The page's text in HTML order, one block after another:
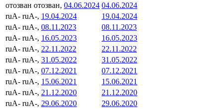
отозван отозван, 04.06.2024 04.06.2024
ruA- ruA-, 19.04.2024
19.04.2024
ruA- ruA-, 08.11.2023
08.11.2023
ruA- ruA-, 16.05.2023
16.05.2023
ruA- ruA-, 22.11.2022
22.11.2022
ruA- ruA-, 31.05.2022
31.05.2022
ruA- ruA-, 07.12.2021
07.12.2021
ruA- ruA-, 15.06.2021
15.06.2021
ruA- ruA-, 21.12.2020
21.12.2020
ruA- ruA-, 29.06.2020
29.06.2020